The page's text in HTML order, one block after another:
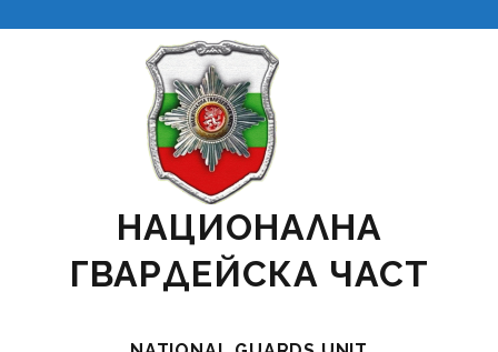
НАЦИОНАЛНА
ГВАРДЕЙСКА ЧАСТ